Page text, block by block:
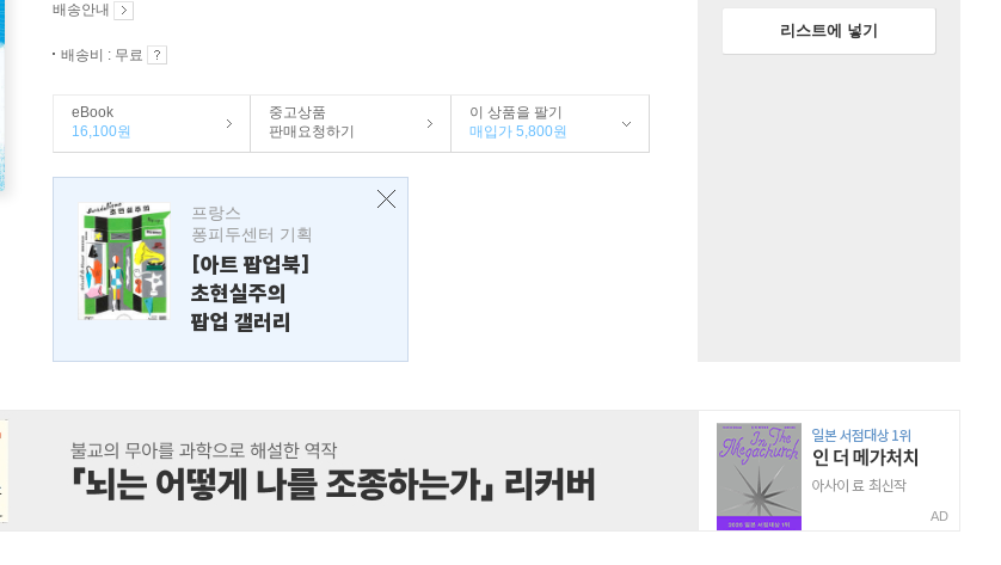
배송안내
배송비 : 무료
eBook
16,100원
중고상품
판매요청하기
이 상품을 팔기
매입가 5,800원
프랑스
퐁피두센터 기획
[아트 팝업북]
초현실주의
팝업 갤러리
리스트에 넣기
AD